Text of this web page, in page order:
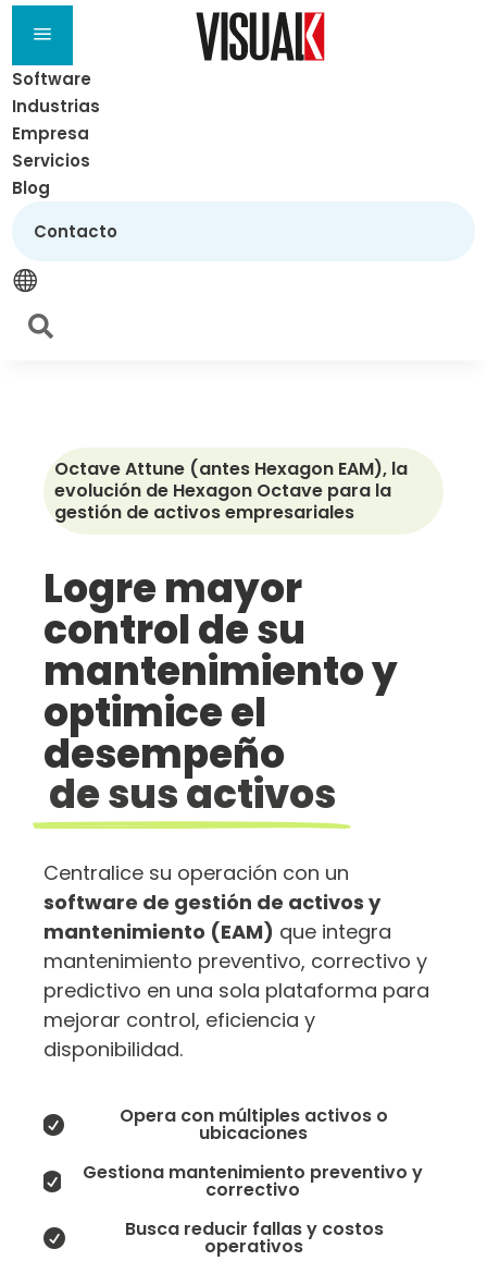
a
Software
Industrias
Empresa
Servicios
Blog
Contacto


Octave Attune (antes Hexagon EAM), la
evolución de Hexagon Octave para la
gestión de activos empresariales
Logre mayor
control de su
mantenimiento y
optimice el
desempeño
de sus activos
Centralice su operación con un
software de gestión de activos y
mantenimiento (EAM) que integra
mantenimiento preventivo, correctivo y
predictivo en una sola plataforma para
mejorar control, eficiencia y
disponibilidad.
 Opera con múltiples activos o
ubicaciones
 Gestiona mantenimiento preventivo y
correctivo
 Busca reducir fallas y costos
operativos